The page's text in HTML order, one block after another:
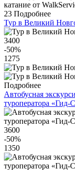
23 Подробнее
Тур в Великий
3400
-50%
1275
Подробнее
Автобусная
туроператора «Гид-
3600
-50%
1350